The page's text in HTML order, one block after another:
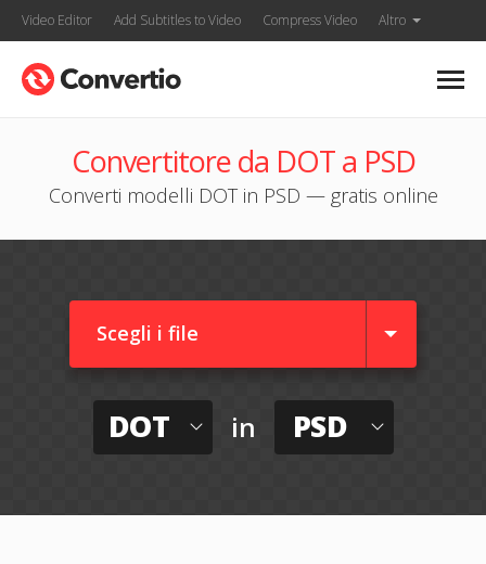
Video Editor Add Subtitles to Video Compress Video Altro
Convertitore da DOT a PSD
Converti modelli DOT in PSD — gratis online
Scegli i file
DOT in PSD